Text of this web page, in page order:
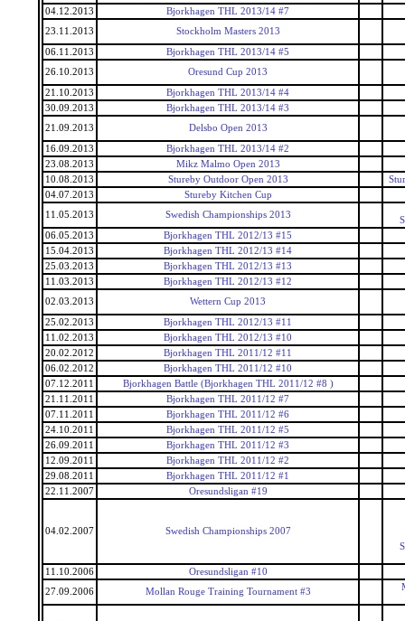
04.12.2013
Bjorkhagen THL 2013/14 #7
23.11.2013
Stockholm Masters 2013
06.11.2013
Bjorkhagen THL 2013/14 #5
26.10.2013
Oresund Cup 2013
21.10.2013
Bjorkhagen THL 2013/14 #4
30.09.2013
Bjorkhagen THL 2013/14 #3
21.09.2013
Delsbo Open 2013
16.09.2013
Bjorkhagen THL 2013/14 #2
23.08.2013
Mikz Malmo Open 2013
10.08.2013
Stureby Outdoor Open 2013
04.07.2013
Stureby Kitchen Cup
11.05.2013
Swedish Championships 2013
06.05.2013
Bjorkhagen THL 2012/13 #15
15.04.2013
Bjorkhagen THL 2012/13 #14
25.03.2013
Bjorkhagen THL 2012/13 #13
11.03.2013
Bjorkhagen THL 2012/13 #12
02.03.2013
Wettern Cup 2013
25.02.2013
Bjorkhagen THL 2012/13 #11
11.02.2013
Bjorkhagen THL 2012/13 #10
20.02.2012
Bjorkhagen THL 2011/12 #11
06.02.2012
Bjorkhagen THL 2011/12 #10
07.12.2011
Bjorkhagen Battle (Bjorkhagen THL 2011/12 #8 )
21.11.2011
Bjorkhagen THL 2011/12 #7
07.11.2011
Bjorkhagen THL 2011/12 #6
24.10.2011
Bjorkhagen THL 2011/12 #5
26.09.2011
Bjorkhagen THL 2011/12 #3
12.09.2011
Bjorkhagen THL 2011/12 #2
29.08.2011
Bjorkhagen THL 2011/12 #1
22.11.2007
Oresundsligan #19
04.02.2007
Swedish Championships 2007
11.10.2006
Oresundsligan #10
27.09.2006
Mollan Rouge Training Tournament #3